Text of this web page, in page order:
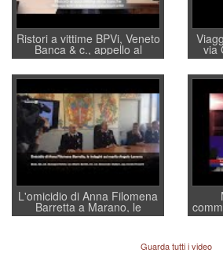
Ristori a vittime BPVi, Veneto
Banca & c., appello al
sottosegretario Alessio
Villarosa: per mettere ordine
convochi con Di Maio CNCU
a supporto della cabina di
regia al Mef
via
L'omicidio di Anna Filomena
Barretta a Marano, le
indagini dei carabinieri di
Lavarra: più avvincenti di
quelle di... Barbara D'UrsoGuarda tutti i video